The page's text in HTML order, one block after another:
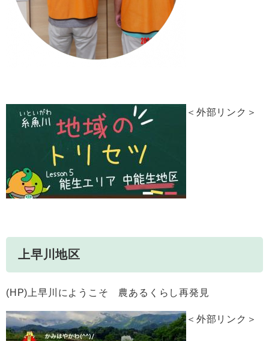
＜外部リンク＞
上早川地区
(HP)上早川にようこそ 農あるくらし再発見
＜外部リンク＞